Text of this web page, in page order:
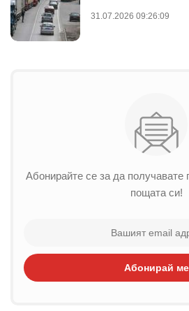
31.07.2026 09:26:09
Абонирайте се за да получавате
пощата си!
Абонирай ме